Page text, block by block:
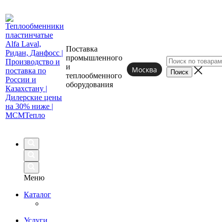
Поставка
промышленного
и
теплообменного
оборудования
Москва
Меню
Каталог
Услуги